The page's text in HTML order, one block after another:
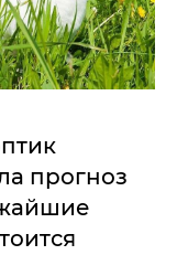
прогноз